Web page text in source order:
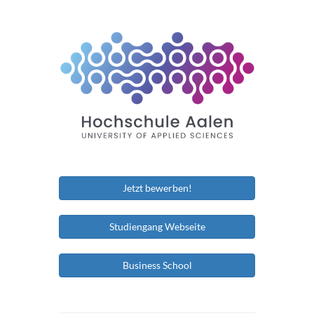
Jetzt bewerben!
Studiengang Webseite
Business School